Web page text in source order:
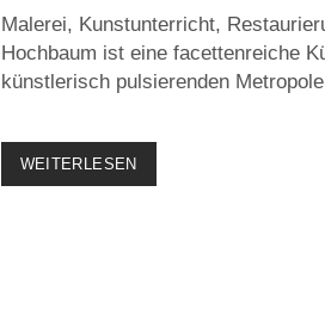
Malerei, Kunstunterricht,
Hochbaum ist eine facettenreiche
künstlerisch pulsierenden
WEITERLESENCHRISTIANE
HOCHBAUM